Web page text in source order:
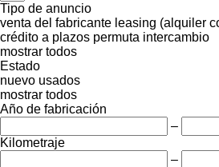
Tipo de anuncio
venta del fabricante leasing (alquiler
crédito a plazos permuta intercambio
mostrar todos
Estado
nuevo usados
mostrar todos
Año de fabricación
–
Kilometraje
–